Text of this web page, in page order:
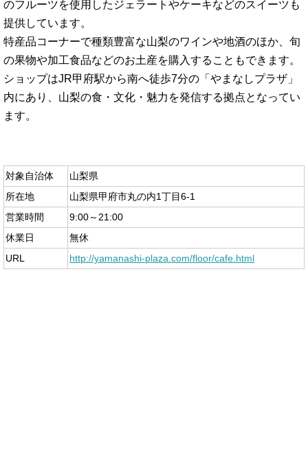
のフルーツを使用したジェラートやケーキなどのスイーツも
提供しています。
特産品コーナーで種類豊富な山梨のワインや地酒のほか、旬
の果物や加工食品などのお土産を購入することもできます。
ショップはJR甲府駅から南へ徒歩7分の「やまなしプラザ」
内にあり、山梨の食・文化・魅力を発信する拠点となってい
ます。
対象自治体
山梨県
所在地
山梨県甲府市丸の内1丁目6-1
営業時間
9:00～21:00
休業日
無休
URL
http://yamanashi-plaza.com/floor/cafe.html